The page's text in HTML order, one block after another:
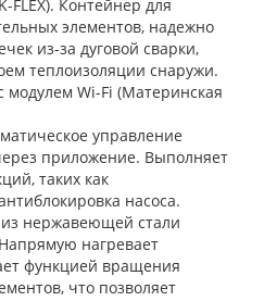
FLEX). Контейнер для
элементов, надежно
из-за дуговой сварки,
теплоизоляции снаружи.
модулем Wi-Fi (Материнская
управление
приложение. Выполняет
таких как
насоса.
из нержавеющей стали
нагревает
функцией вращения
что позволяет